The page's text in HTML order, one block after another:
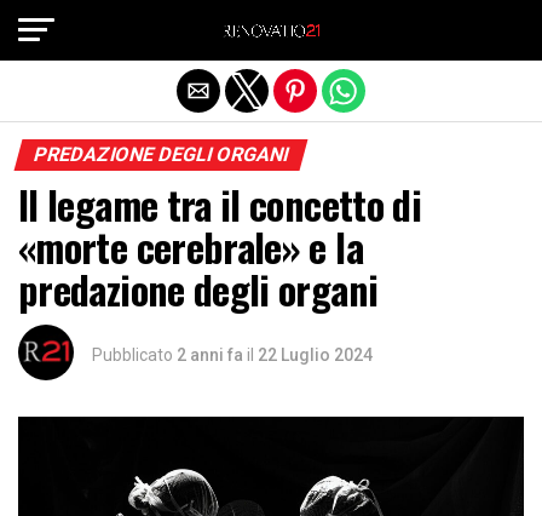
PREDAZIONE DEGLI ORGANI
Il legame tra il concetto di
«morte cerebrale» e la
predazione degli organi
Pubblicato 2 anni fa il 22 Luglio 2024
Exit mobile version